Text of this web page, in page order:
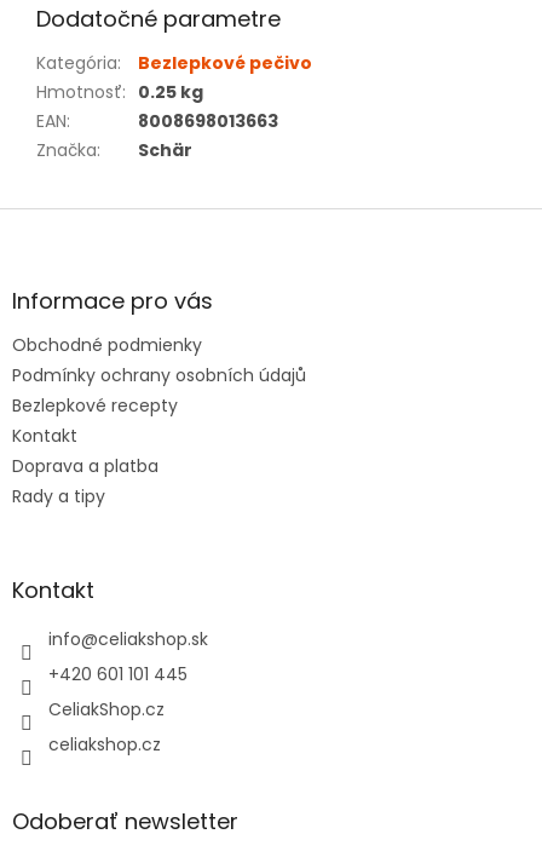
Dodatočné parametre
Kategória:
Bezlepkové pečivo
Hmotnosť: 0.25 kg
EAN:
8008698013663
Značka: Schär
Z
ä
e
Informace pro vás
Obchodné podmienky
Podmínky ochrany osobních údajů
Bezlepkové recepty
Kontakt
Doprava a platba
Rady a tipy
Kontakt
info@celiakshop.sk
+420 601 101 445
CeliakShop.cz
celiakshop.cz
Odoberať newsletter